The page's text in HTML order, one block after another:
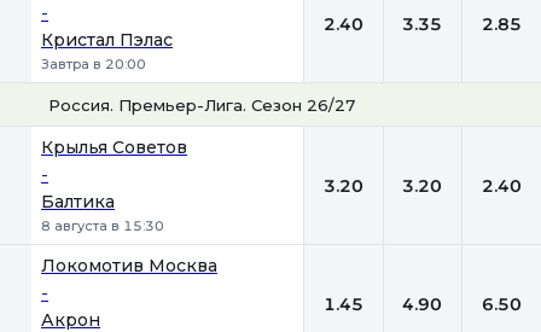
-
Кристал Пэлас
Завтра в 20:00
2.40 3.35 2.85
Россия. Премьер-Лига. Сезон 26/27
Крылья Советов
-
Балтика
8 августа в 15:30
3.20 3.20 2.40
Локомотив Москва
-
Акрон
1.45 4.90 6.50